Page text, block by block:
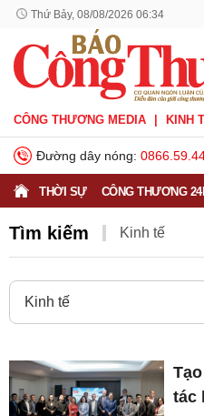
Thứ Bảy, 08/08/2026 06:34
CÔNG THƯƠNG MEDIA KINH
Đường dây nóng:
THỜI SỰ CÔNG THƯƠNG
Tìm kiếm Kinh tế
tác